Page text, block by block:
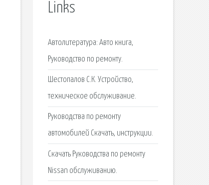
Links
Автолитература: Авто книга,
Руководство по ремонту.
Шестопалов С.К. Устройство,
техническое обслуживание.
Руководства по ремонту
автомобилей Скачать, инструкции.
Скачать Руководства по ремонту
Nissan обслуживанию.